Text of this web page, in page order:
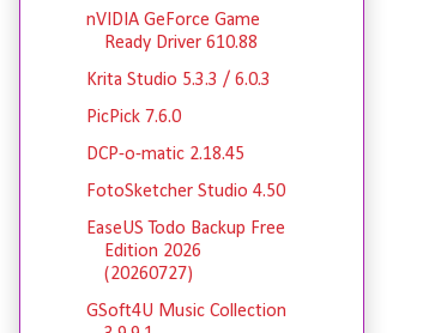
nVIDIA GeForce Game
Ready Driver 610.88
Krita Studio 5.3.3 / 6.0.3
PicPick 7.6.0
DCP-o-matic 2.18.45
FotoSketcher Studio 4.50
EaseUS Todo Backup Free
Edition 2026
(20260727)
GSoft4U Music Collection